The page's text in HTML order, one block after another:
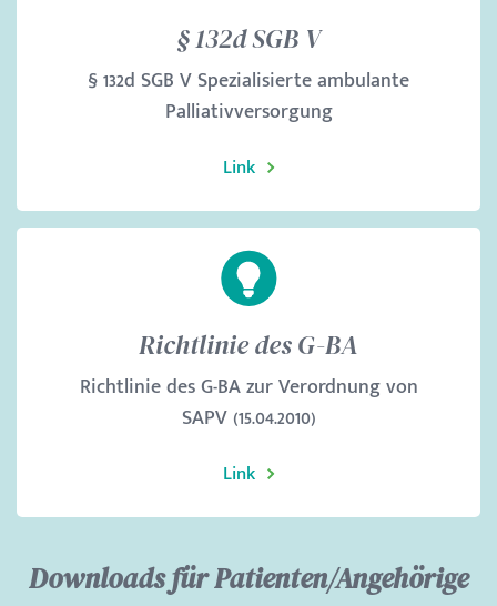
§ 132d SGB V
§ 132d SGB V Spezialisierte ambulante
Palliativversorgung
Link
Richtlinie des G-BA
Richtlinie des G-BA zur Verordnung von
SAPV (15.04.2010)
Link
Downloads für Patienten/Angehörige